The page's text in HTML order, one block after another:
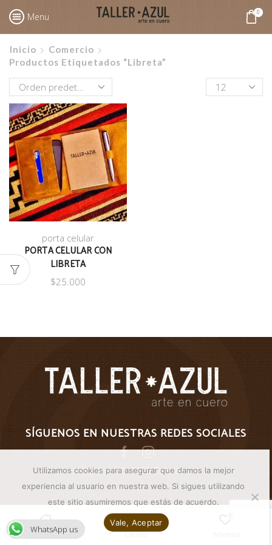
Menu 0
Inicio
Comercio
Productos Etiquetados “libreta”
Productos
por
porta celular
PORTA CELULAR CON
LIBRETA
$25.000
SÍGUENOS EN NUESTRAS REDES SOCIALES
Copyright © 2023Tallerazul.
Inicio
0
Carrito
WhatsApp us
Utilizamos cookies para asegurar que damos la mejor
experiencia al usuario en nuestra web. Si sigues utilizando
este sitio asumiremos que estás de acuerdo.
Vale, Aceptar